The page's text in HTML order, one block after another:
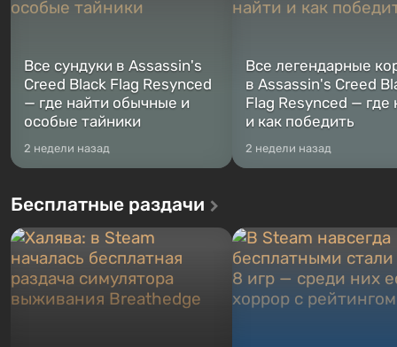
Все сундуки в Assassin's
Creed Black Flag Resynced
— где найти обычные и
особые тайники
2 недели назад
Все легендарные
в Assassin's Creed
Flag Resynced — где
и как победить
2 недели назад
Бесплатные раздачи